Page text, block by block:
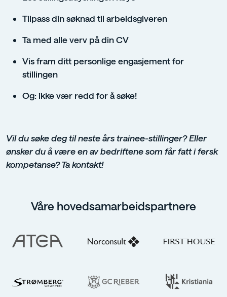
Tilpass din søknad til arbeidsgiveren
Ta med alle verv på din CV
Vis fram ditt personlige engasjement for
stillingen
Og: ikke vær redd for å søke!
Vil du søke deg til neste års trainee-stillinger? Eller
ønsker du å være en av bedriftene som får fatt i fersk
kompetanse? Ta kontakt!
Våre hovedsamarbeidspartnere